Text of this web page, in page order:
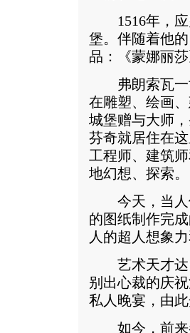
1516年，应
堡。伴随着他
品：《蒙娜丽
弗朗索瓦一
在雕塑、绘画
城堡赠与大师
芬奇就居住在
工程师、建筑
地幻想、探索。
今天，当人
的图纸制作完
人的超人想象
艺术天才达·
别出心裁的庆
私人晚宴，由
如今，前来